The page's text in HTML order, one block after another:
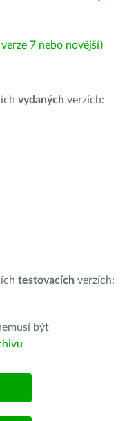
7 nebo novější)
vydaných verzích:
testovacích verzích:
být